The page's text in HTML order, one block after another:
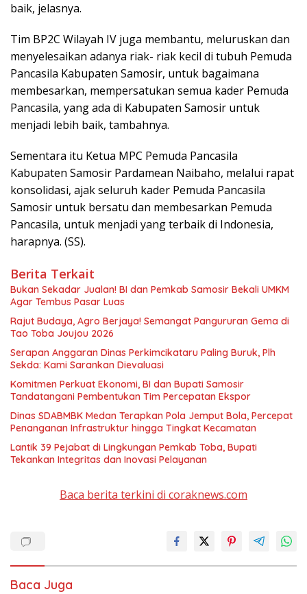
baik, jelasnya.
Tim BP2C Wilayah IV juga membantu, meluruskan dan
menyelesaikan adanya riak- riak kecil di tubuh Pemuda
Pancasila Kabupaten Samosir, untuk bagaimana
membesarkan, mempersatukan semua kader Pemuda
Pancasila, yang ada di Kabupaten Samosir untuk
menjadi lebih baik, tambahnya.
Sementara itu Ketua MPC Pemuda Pancasila
Kabupaten Samosir Pardamean Naibaho, melalui rapat
konsolidasi, ajak seluruh kader Pemuda Pancasila
Samosir untuk bersatu dan membesarkan Pemuda
Pancasila, untuk menjadi yang terbaik di Indonesia,
harapnya. (SS).
Berita Terkait
Bukan Sekadar Jualan! BI dan Pemkab Samosir Bekali UMKM
Agar Tembus Pasar Luas
Rajut Budaya, Agro Berjaya! Semangat Pangururan Gema di
Tao Toba Joujou 2026
Serapan Anggaran Dinas Perkimcikataru Paling Buruk, Plh
Sekda: Kami Sarankan Dievaluasi
Komitmen Perkuat Ekonomi, BI dan Bupati Samosir
Tandatangani Pembentukan Tim Percepatan Ekspor
Dinas SDABMBK Medan Terapkan Pola Jemput Bola, Percepat
Penanganan Infrastruktur hingga Tingkat Kecamatan
Lantik 39 Pejabat di Lingkungan Pemkab Toba, Bupati
Tekankan Integritas dan Inovasi Pelayanan
Baca berita terkini di coraknews.com
Baca Juga